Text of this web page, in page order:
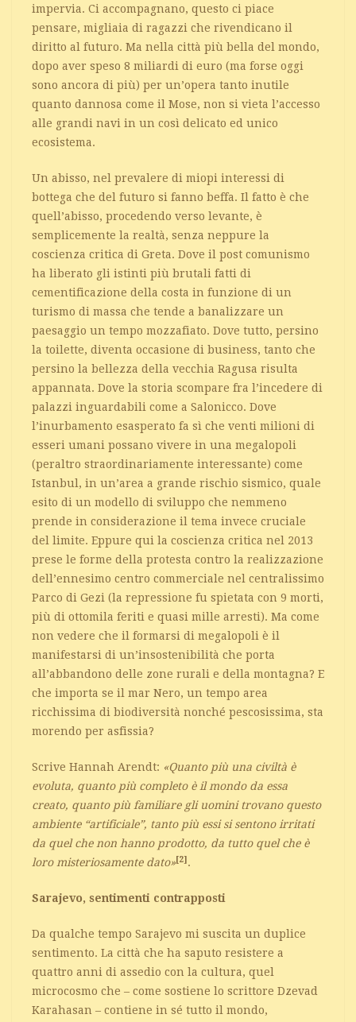
impervia. Ci accompagnano, questo ci piace
pensare, migliaia di ragazzi che rivendicano il
diritto al futuro. Ma nella città più bella del mondo,
dopo aver speso 8 miliardi di euro (ma forse oggi
sono ancora di più) per un’opera tanto inutile
quanto dannosa come il Mose, non si vieta l’accesso
alle grandi navi in un così delicato ed unico
ecosistema.
Un abisso, nel prevalere di miopi interessi di
bottega che del futuro si fanno beffa. Il fatto è che
quell’abisso, procedendo verso levante, è
semplicemente la realtà, senza neppure la
coscienza critica di Greta. Dove il post comunismo
ha liberato gli istinti più brutali fatti di
cementificazione della costa in funzione di un
turismo di massa che tende a banalizzare un
paesaggio un tempo mozzafiato. Dove tutto, persino
la toilette, diventa occasione di business, tanto che
persino la bellezza della vecchia Ragusa risulta
appannata. Dove la storia scompare fra l’incedere di
palazzi inguardabili come a Salonicco. Dove
l’inurbamento esasperato fa sì che venti milioni di
esseri umani possano vivere in una megalopoli
(peraltro straordinariamente interessante) come
Istanbul, in un’area a grande rischio sismico, quale
esito di un modello di sviluppo che nemmeno
prende in considerazione il tema invece cruciale
del limite. Eppure qui la coscienza critica nel 2013
prese le forme della protesta contro la realizzazione
dell’ennesimo centro commerciale nel centralissimo
Parco di Gezi (la repressione fu spietata con 9 morti,
più di ottomila feriti e quasi mille arresti). Ma come
non vedere che il formarsi di megalopoli è il
manifestarsi di un’insostenibilità che porta
all’abbandono delle zone rurali e della montagna? E
che importa se il mar Nero, un tempo area
ricchissima di biodiversità nonché pescosissima, sta
morendo per asfissia?
Scrive Hannah Arendt: «Quanto più una civiltà è
evoluta, quanto più completo è il mondo da essa
creato, quanto più familiare gli uomini trovano questo
ambiente “artificiale”, tanto più essi si sentono irritati
da quel che non hanno prodotto, da tutto quel che è
loro misteriosamente dato»[2].
Sarajevo, sentimenti contrapposti
Da qualche tempo Sarajevo mi suscita un duplice
sentimento. La città che ha saputo resistere a
quattro anni di assedio con la cultura, quel
microcosmo che – come sostiene lo scrittore Dzevad
Karahasan – contiene in sé tutto il mondo,